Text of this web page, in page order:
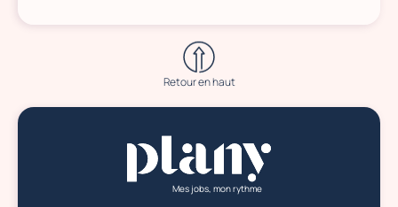
Retour en haut
Mes jobs, mon rythme